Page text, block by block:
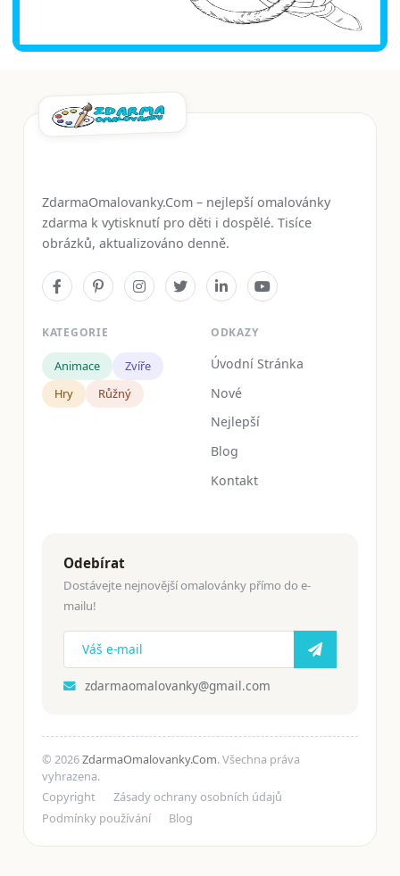
ZdarmaOmalovanky.Com – nejlepší omalovánky
zdarma k vytisknutí pro děti i dospělé. Tisíce
obrázků, aktualizováno denně.
KATEGORIE
Animace
Zvíře
Hry
Růžný
ODKAZY
Úvodní Stránka
Nové
Nejlepší
Blog
Kontakt
Odebírat
Dostávejte nejnovější omalovánky přímo do e-
mailu!
zdarmaomalovanky@gmail.com
© 2026ZdarmaOmalovanky.Com. Všechna práva
vyhrazena.
Copyright
Zásady ochrany osobních údajů
Podmínky používání
Blog